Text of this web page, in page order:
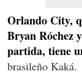
Orlando City,
Bryan Róchez
partida, tiene
brasileño Kaká.